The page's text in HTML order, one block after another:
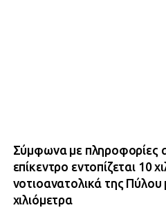
Σύμφωνα με πληροφορίες
επίκεντρο εντοπίζεται 10
νοτιοανατολικά της
χιλιόμετρα